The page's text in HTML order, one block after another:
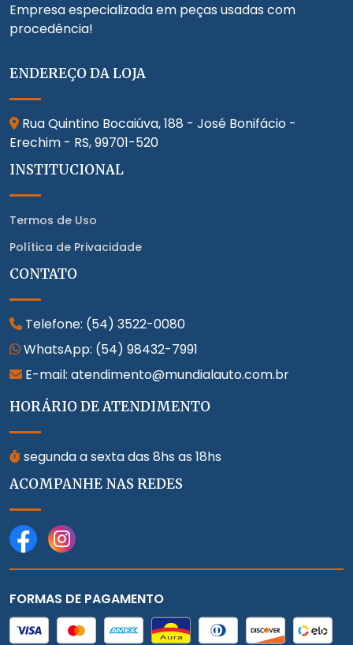
Empresa especializada em peças usadas com
procedência!
ENDEREÇO DA LOJA
Rua Quintino Bocaiúva, 188 - José Bonifácio -
Erechim - RS,99701-520
INSTITUCIONAL
Termos de Uso
Política de Privacidade
CONTATO
Telefone: (54) 3522-0080
WhatsApp: (54) 98432-7991
E-mail: atendimento@mundialauto.com.br
HORÁRIO DE ATENDIMENTO
segunda a sexta das 8hs as 18hs
ACOMPANHE NAS REDES
FORMAS DE PAGAMENTO